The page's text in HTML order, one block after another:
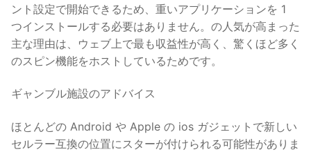
ント設定で開始できるため、重いアプリケーションを 1
つインストールする必要はありません。の人気が高まった
主な理由は、ウェブ上で最も収益性が高く、驚くほど多く
のスピン機能をホストしているためです。
ギャンブル施設のアドバイス
ほとんどの Android や Apple の ios ガジェットで新しい
セルラー互換の位置にスターが付けられる可能性がありま